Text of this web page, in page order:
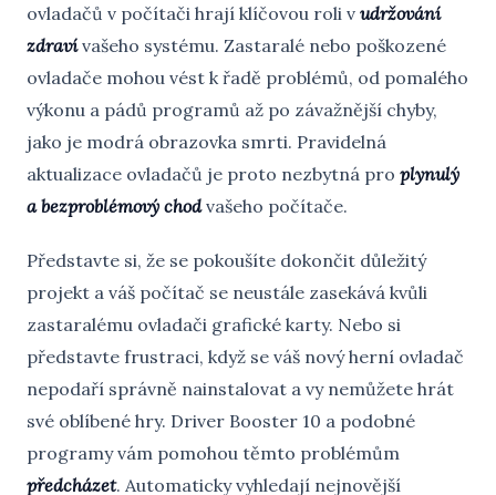
ovladačů v počítači hrají klíčovou roli v udržování
zdravívašeho systému. Zastaralé nebo poškozené
ovladače mohou vést k řadě problémů, od pomalého
výkonu a pádů programů až po závažnější chyby,
jako je modrá obrazovka smrti. Pravidelná
aktualizace ovladačů je proto nezbytná pro plynulý
a bezproblémový chodvašeho počítače.
Představte si, že se pokoušíte dokončit důležitý
projekt a váš počítač se neustále zasekává kvůli
zastaralému ovladači grafické karty. Nebo si
představte frustraci, když se váš nový herní ovladač
nepodaří správně nainstalovat a vy nemůžete hrát
své oblíbené hry. Driver Booster 10 a podobné
programy vám pomohou těmto problémům
předcházet. Automaticky vyhledají nejnovější